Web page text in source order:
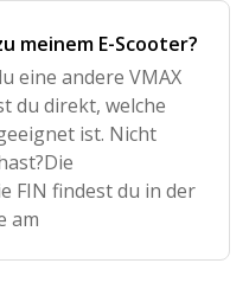
meinem E-Scooter?
eine andere VMAX
du direkt, welche
ist. Nicht
FIN findest du in der
am